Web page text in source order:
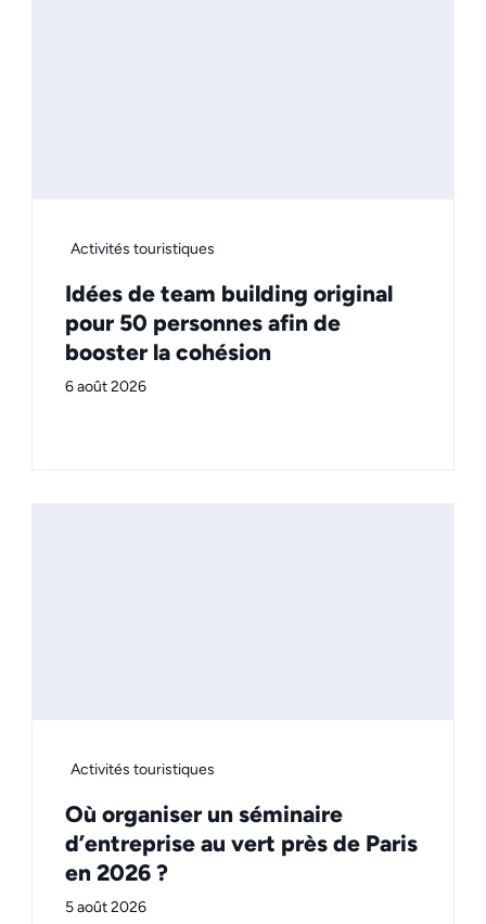
Activités touristiques
Idées de team building original
pour 50 personnes afin de
booster la cohésion
6 août 2026
Activités touristiques
Où organiser un séminaire
d’entreprise au vert près de Paris
en 2026 ?
5 août 2026